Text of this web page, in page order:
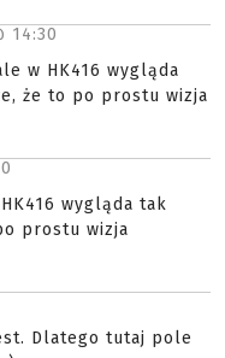
14:30
w HK416 wygląda
że to po prostu wizja
wygląda tak
prostu wizja
Dlatego tutaj pole